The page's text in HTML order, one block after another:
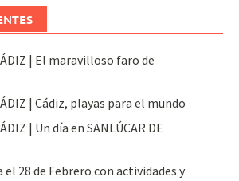
| El maravilloso faro de
| Cádiz, playas para el mundo
| Un día en SANLÚCAR DE
28 de Febrero con actividades y